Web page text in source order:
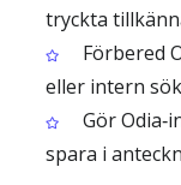
tryckta
Förbered
eller intern
Gör
spara i